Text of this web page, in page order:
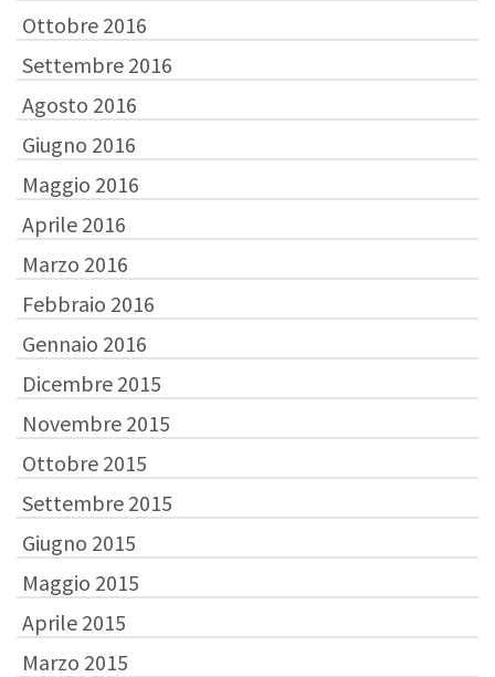
Ottobre 2016
Settembre 2016
Agosto 2016
Giugno 2016
Maggio 2016
Aprile 2016
Marzo 2016
Febbraio 2016
Gennaio 2016
Dicembre 2015
Novembre 2015
Ottobre 2015
Settembre 2015
Giugno 2015
Maggio 2015
Aprile 2015
Marzo 2015